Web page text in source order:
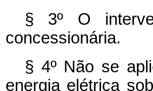
§ 3º O
concessionária.
§ 4º Não se
energia elétrica